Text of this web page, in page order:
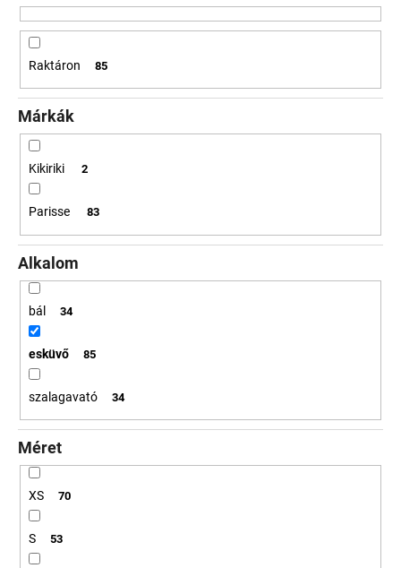
z
e
Raktáron 85
Márkák
Kikiriki 2
Parisse 83
Alkalom
bál 34
esküvő 85
szalagavató 34
Méret
XS 70
S 53
A
á
n
l